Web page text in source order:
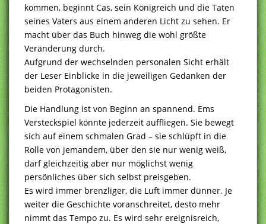
kommen, beginnt Cas, sein Königreich und die Taten
seines Vaters aus einem anderen Licht zu sehen. Er
macht über das Buch hinweg die wohl größte
Veränderung durch.
Aufgrund der wechselnden personalen Sicht erhält
der Leser Einblicke in die jeweiligen Gedanken der
beiden Protagonisten.
Die Handlung ist von Beginn an spannend. Ems
Versteckspiel könnte jederzeit auffliegen. Sie bewegt
sich auf einem schmalen Grad – sie schlüpft in die
Rolle von jemandem, über den sie nur wenig weiß,
darf gleichzeitig aber nur möglichst wenig
persönliches über sich selbst preisgeben.
Es wird immer brenzliger, die Luft immer dünner. Je
weiter die Geschichte voranschreitet, desto mehr
nimmt das Tempo zu. Es wird sehr ereignisreich,